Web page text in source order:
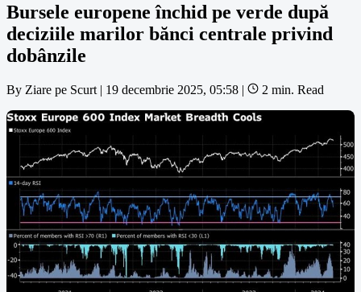
Bursele europene închid pe verde după
deciziile marilor bănci centrale privind
dobânzile
By Ziare pe Scurt | 19 decembrie 2025, 05:58 | 2 min. Read